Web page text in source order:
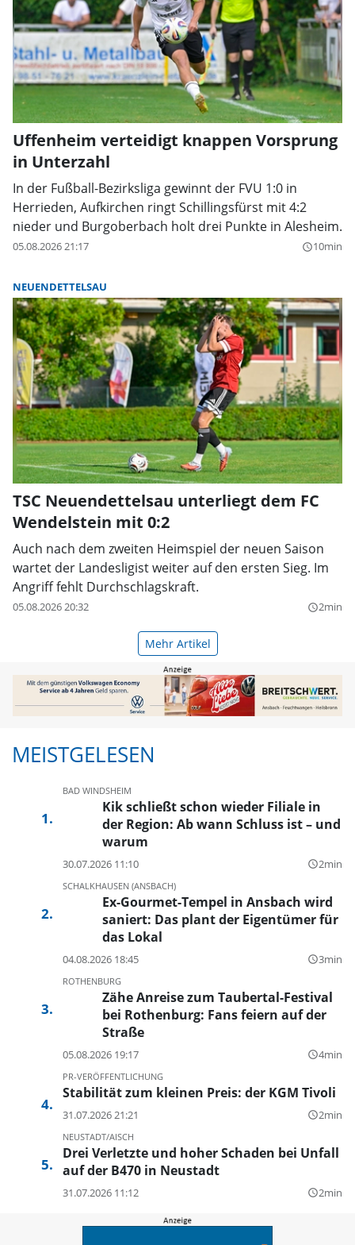
Uffenheim verteidigt knappen Vorsprung
in Unterzahl
In der Fußball-Bezirksliga gewinnt der FVU 1:0 in
Herrieden, Aufkirchen ringt Schillingsfürst mit 4:2
nieder und Burgoberbach holt drei Punkte in Alesheim.
05.08.2026 21:17 query_builder10min
NEUENDETTELSAU
TSC Neuendettelsau unterliegt dem FC
Wendelstein mit 0:2
Auch nach dem zweiten Heimspiel der neuen Saison
wartet der Landesligist weiter auf den ersten Sieg. Im
Angriff fehlt Durchschlagskraft.
05.08.2026 20:32 query_builder2min
Mehr Artikel
MEISTGELESEN
BAD WINDSHEIM
Kik schließt schon wieder Filiale in
der Region: Ab wann Schluss ist – und
warum
30.07.2026 11:10 query_builder2min
SCHALKHAUSEN (ANSBACH)
Ex-Gourmet-Tempel in Ansbach wird
saniert: Das plant der Eigentümer für
das Lokal
04.08.2026 18:45 query_builder3min
ROTHENBURG
Zähe Anreise zum Taubertal-Festival
bei Rothenburg: Fans feiern auf der
Straße
05.08.2026 19:17 query_builder4min
PR-VERÖFFENTLICHUNG
Stabilität zum kleinen Preis: der KGM Tivoli
31.07.2026 21:21 query_builder2min
NEUSTADT/AISCH
Drei Verletzte und hoher Schaden bei Unfall
auf der B470 in Neustadt
31.07.2026 11:12 query_builder2min